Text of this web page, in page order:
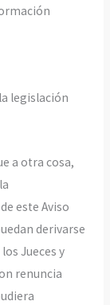
legislación
a otra cosa,
este Aviso
derivarse
Jueces y
renuncia